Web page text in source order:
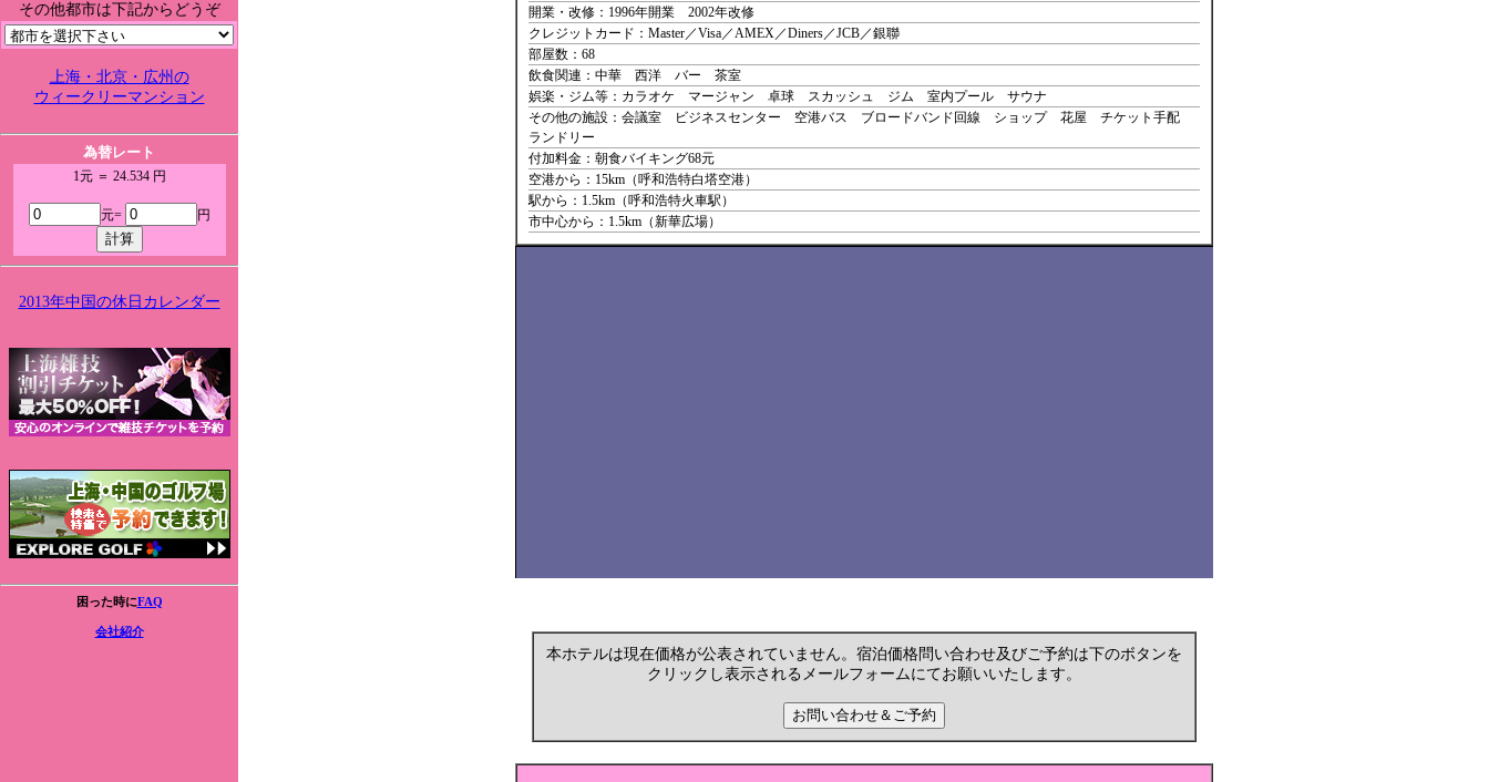
その他都市は下記からどうぞ
上海・北京・広州の
ウィークリーマンション
為替レート
1元 ＝ 24.534 円
元= 円
2013年中国の休日カレンダー
困った時にFAQ
会社紹介
開業・改修：1996年開業 2002年改修
クレジットカード：Master／Visa／AMEX／Diners／JCB／銀聯
部屋数：68
飲食関連：中華 西洋 バー 茶室
娯楽・ジム等：カラオケ マージャン 卓球 スカッシュ ジム 室内プール サウナ
その他の施設：会議室 ビジネスセンター 空港バス ブロードバンド回線 ショップ 花屋 チケット手配
ランドリー
付加料金：朝食バイキング68元
空港から：15km（呼和浩特白塔空港）
駅から：1.5km（呼和浩特火車駅）
市中心から：1.5km（新華広場）
本ホテルは現在価格が公表されていません。宿泊価格問い合わせ及びご予約は下のボタンを
クリックし表示されるメールフォームにてお願いいたします。